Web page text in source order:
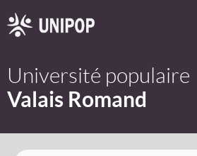
Université populaire
Valais Romand